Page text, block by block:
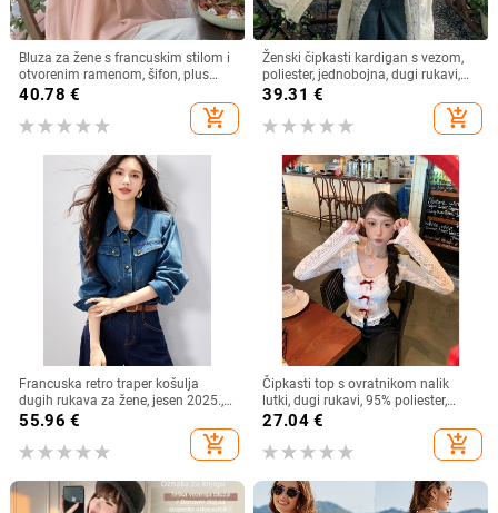
Bluza za žene s francuskim stilom i
otvorenim ramenom, šifon, plus
veličina, dugi rukav
40.78 €
add_shopping_cart
Ženski čipkasti kardigan s vezom,
poliester, jednobojna, dugi rukavi,
dugi kroj
39.31 €
add_shopping_cart
Francuska retro traper košulja
dugih rukava za žene, jesen 2025.,
nova ležerna, elegantna, svestrana,
55.96 €
add_shopping_cart
Čipkasti top s ovratnikom nalik
lutki, dugi rukavi, 95% poliester,
kardigan stil, gradski stil
27.04€
add_shopping_cart